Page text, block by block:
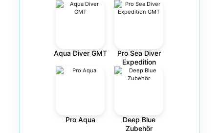
Aqua Diver GMT
Pro Sea Diver
Expedition
Pro Aqua
Deep Blue
Zubehör